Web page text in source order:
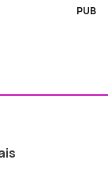
PUB